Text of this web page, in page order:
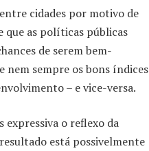
cidades por motivo de
que as políticas públicas
de serem bem-
nem sempre os bons índices
– e vice-versa.
expressiva o reflexo da
está possivelmente